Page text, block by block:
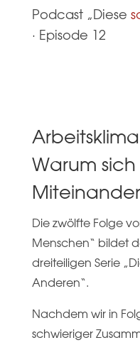
Podcast „Diese
· Episode 12
Warum
Die zwölfte Folge
Menschen“ bildet
dreiteiligen Serie
Anderen“.
Nachdem wir in
schwieriger